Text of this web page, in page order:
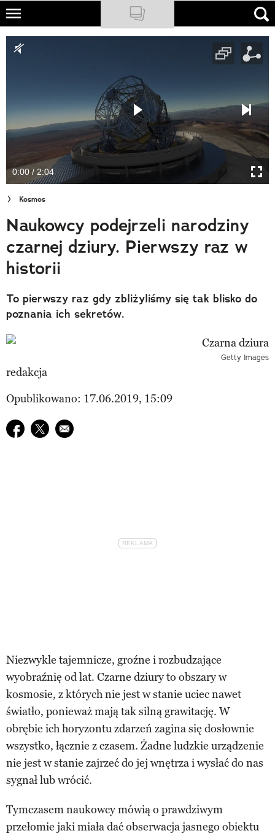
Skip
main
NATIONAL GEOGRAPHIC
Sklep
Cuda Polski
Wielki Konkurs Fotograficzny
Trendbook Podróżniczy
Polecane
0:00 / 2:04
Kosmos
Naukowcy podejrzeli narodziny
czarnej dziury. Pierwszy raz w
historii
To pierwszy raz gdy zbliżyliśmy się tak blisko do
poznania ich sekretów.
Getty Images
redakcja
Opublikowano: 17.06.2019, 15:09
Udostępnij na facebook
Udostępnij na twitter
E-mail do przyjaciela
Niezwykle tajemnicze, groźne i rozbudzające
wyobraźnię od lat. Czarne dziury to obszary w
kosmosie, z których nie jest w stanie uciec nawet
światło, ponieważ mają tak silną grawitację. W
obrębie ich horyzontu zdarzeń zagina się dosłownie
wszystko, łącznie z czasem. Żadne ludzkie urządzenie
nie jest w stanie zajrzeć do jej wnętrza i wysłać do nas
sygnał lub wrócić.
Tymczasem naukowcy mówią o prawdziwym
przełomie jaki miała dać obserwacja jasnego obiektu